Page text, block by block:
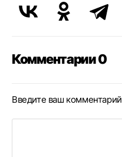
Комментарии 0
Введите ваш комментарий